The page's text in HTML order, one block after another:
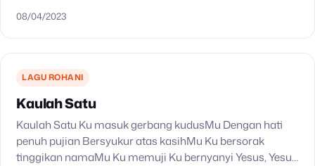
nama yang lain,…
08/04/2023
LAGU ROHANI
Kaulah Satu
Kaulah Satu Ku masuk gerbang kudusMu Dengan hati
penuh pujian Bersyukur atas kasihMu Ku bersorak
tinggikan namaMu Ku memuji Ku bernyanyi Yesus, Yesus